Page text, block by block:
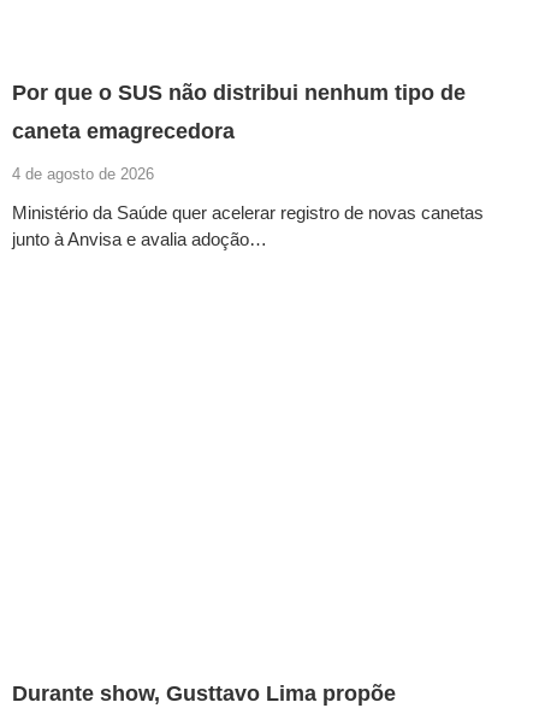
Por que o SUS não distribui nenhum tipo de
caneta emagrecedora
4 de agosto de 2026
Ministério da Saúde quer acelerar registro de novas canetas
junto à Anvisa e avalia adoção…
Durante show, Gusttavo Lima propõe